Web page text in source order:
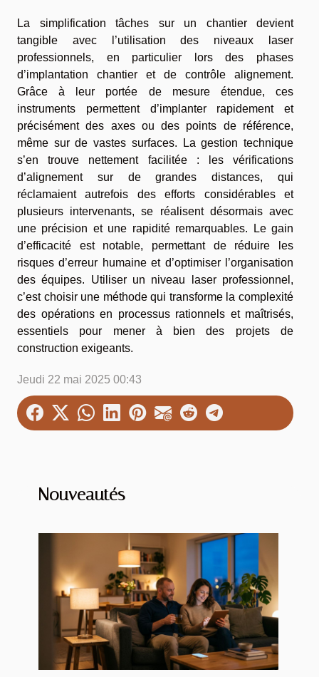
La simplification tâches sur un chantier devient
tangible avec l’utilisation des niveaux laser
professionnels, en particulier lors des phases
d’implantation chantier et de contrôle alignement.
Grâce à leur portée de mesure étendue, ces
instruments permettent d’implanter rapidement et
précisément des axes ou des points de référence,
même sur de vastes surfaces. La gestion technique
s’en trouve nettement facilitée : les vérifications
d’alignement sur de grandes distances, qui
réclamaient autrefois des efforts considérables et
plusieurs intervenants, se réalisent désormais avec
une précision et une rapidité remarquables. Le gain
d’efficacité est notable, permettant de réduire les
risques d’erreur humaine et d’optimiser l’organisation
des équipes. Utiliser un niveau laser professionnel,
c’est choisir une méthode qui transforme la complexité
des opérations en processus rationnels et maîtrisés,
essentiels pour mener à bien des projets de
construction exigeants.
Jeudi 22 mai 2025 00:43
Nouveautés